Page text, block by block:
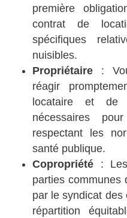
première
contrat de
spécifiques
nuisibles.
Propriétaire :
réagir
locataire et de
nécessaires
respectant les
santé publique.
Copropriété :
parties communes
par le syndicat des
répartition